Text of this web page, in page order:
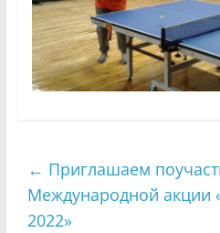
← Приглашаем
Международной акции
2022»